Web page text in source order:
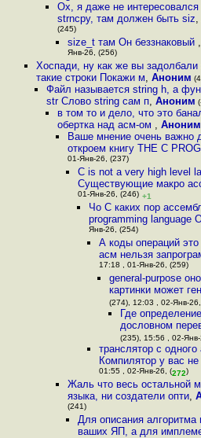
Ох, я даже не интересовался
strncpy, там должен быть siz,
(245)
size_t там Он беззнаковый ,
Янв-26, (256)
Хоспади, ну как же вы задолбали
такие строки Покажи м, Аноним
Файл называется string h, а
str Слово string сам п,Аноним
в том то и дело, что это
обертка над асм-ом , Аноним
Ваше мнение очень важно
откроем книгу THE C
01-Янв-26, (237)
C is not a very high level
Существующие макро
01-Янв-26, (246) +1
Чо С каких пор
programming language
Янв-26, (254)
А коды операций
асм нельзя
17:18 , 01-Янв-26, (259)
general-purpose
картинки может
(274), 12:03 , 02-Янв-
Где
дословном
(235), 15:56 , 02-
транслятор с
Компилятор у вас
01:55 , 02-Янв-26, (272)
Жаль что весь остальной
языка, ни создатели опти,
(241)
Для описания
ваших ЯП, а для